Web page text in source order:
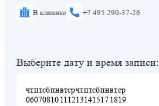
В клинике +7 495 290-37-26
Выберите дату и время записи:
чт
06
пт
07
сб
08
пн
10
вт
11
ср
12
чт
13
пт
14
сб
15
пн
17
вт
18
ср
19